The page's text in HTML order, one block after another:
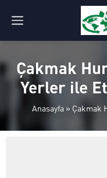
Çakmak
Yerler ile
Anasayfa» Çakmak